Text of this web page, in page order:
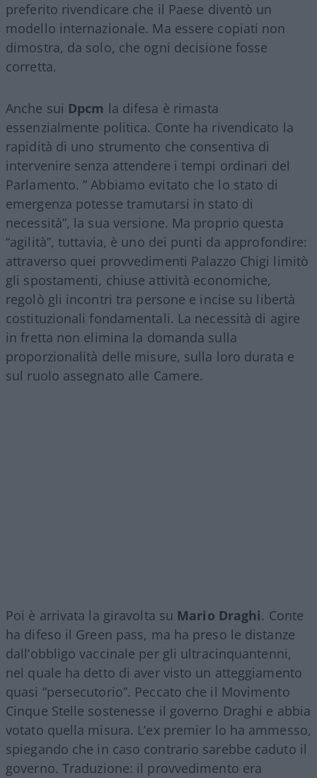
preferito rivendicare che il Paese diventò un
modello internazionale. Ma essere copiati non
dimostra, da solo, che ogni decisione fosse
corretta.
Anche sui Dpcm la difesa è rimasta
essenzialmente politica. Conte ha rivendicato la
rapidità di uno strumento che consentiva di
intervenire senza attendere i tempi ordinari del
Parlamento. ” Abbiamo evitato che lo stato di
emergenza potesse tramutarsi in stato di
necessità”, la sua versione. Ma proprio questa
“agilità”, tuttavia, è uno dei punti da approfondire:
attraverso quei provvedimenti Palazzo Chigi limitò
gli spostamenti, chiuse attività economiche,
regolò gli incontri tra persone e incise su libertà
costituzionali fondamentali. La necessità di agire
in fretta non elimina la domanda sulla
proporzionalità delle misure, sulla loro durata e
sul ruolo assegnato alle Camere.
Poi è arrivata la giravolta su Mario Draghi. Conte
ha difeso il Green pass, ma ha preso le distanze
dall’obbligo vaccinale per gli ultracinquantenni,
nel quale ha detto di aver visto un atteggiamento
quasi “persecutorio”. Peccato che il Movimento
Cinque Stelle sostenesse il governo Draghi e abbia
votato quella misura. L’ex premier lo ha ammesso,
spiegando che in caso contrario sarebbe caduto il
governo. Traduzione: il provvedimento era